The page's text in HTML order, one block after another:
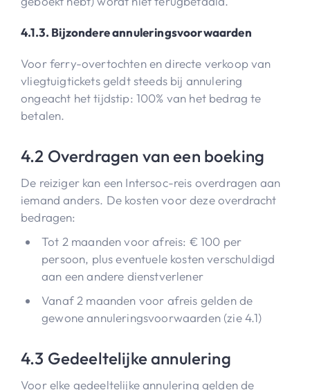
4.1.3. Bijzondere annuleringsvoorwaarden
Voor ferry-overtochten en directe verkoop van
vliegtuigtickets geldt steeds bij annulering
ongeacht het tijdstip: 100% van het bedrag te
betalen.
4.2 Overdragen van een boeking
De reiziger kan een Intersoc-reis overdragen aan
iemand anders. De kosten voor deze overdracht
bedragen:
Tot 2 maanden voor afreis: € 100 per
persoon, plus eventuele kosten verschuldigd
aan een andere dienstverlener
Vanaf 2 maanden voor afreis gelden de
gewone annuleringsvoorwaarden (zie 4.1)
4.3 Gedeeltelijke annulering
Voor elke gedeeltelijke annulering gelden de